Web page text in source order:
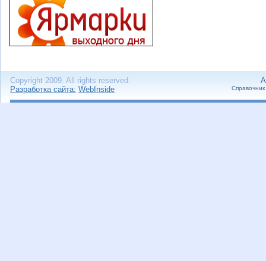
Copyright 2009. All rights reserved.
Разработка сайта: WebInside